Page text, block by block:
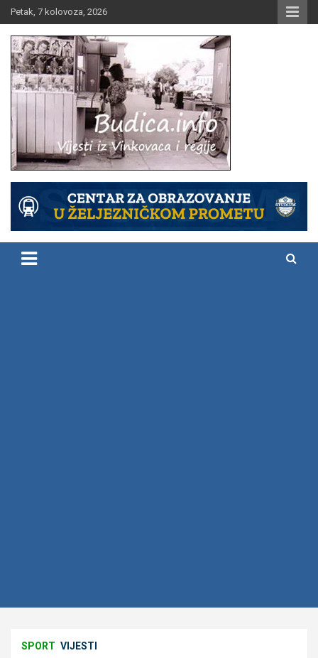
Skip
to
content
Petak, 7 kolovoza, 2026
Budica.info
SPORT VIJESTI